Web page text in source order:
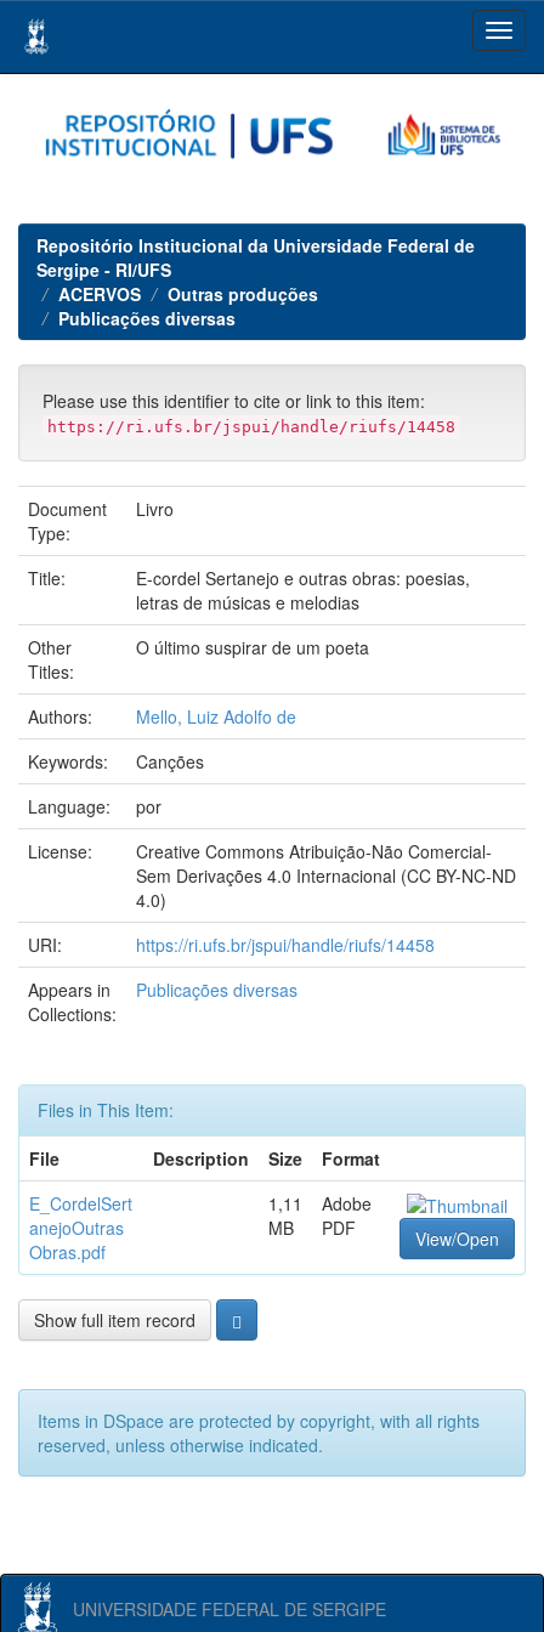
navigation
Repositório Institucional da Universidade Federal de
Sergipe - RI/UFS
ACERVOS
Outras produções
Publicações diversas
Please use this identifier to cite or link to this item:
https://ri.ufs.br/jspui/handle/riufs/14458
Document
Type:
Livro
Title:
E-cordel Sertanejo e outras obras: poesias,
letras de músicas e melodias
Other
Titles:
O último suspirar de um poeta
Authors:
Mello, Luiz Adolfo de
Keywords:
Canções
Language:
por
License:
Creative Commons Atribuição-Não Comercial-
Sem Derivações 4.0 Internacional (CC BY-NC-ND
4.0)
URI:
https://ri.ufs.br/jspui/handle/riufs/14458
Appears in
Collections:
Publicações diversas
Files in This Item:
File
Description Size
Format
E_CordelSert
anejoOutras
Obras.pdf
1,11
MB
Adobe
PDF
View/Open
Show full item record
Items in DSpace are protected by copyright, with all rights
reserved, unless otherwise indicated.
UNIVERSIDADE FEDERAL DE SERGIPE